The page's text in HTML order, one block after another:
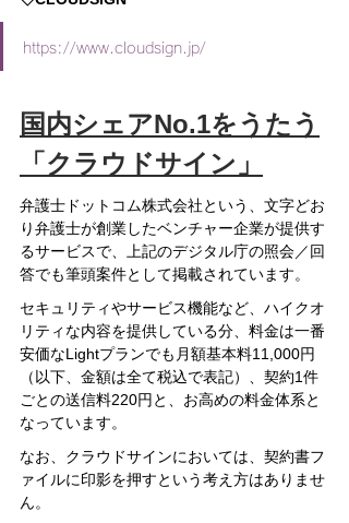
https://www.cloudsign.jp/
国内シェアNo.1をうたう
「クラウドサイン」
弁護士ドットコム株式会社という、文字どお
り弁護士が創業したベンチャー企業が提供す
るサービスで、上記のデジタル庁の照会／回
答でも筆頭案件として掲載されています。
セキュリティやサービス機能など、ハイクオ
リティな内容を提供している分、料金は一番
安価なLightプランでも月額基本料11,000円
（以下、金額は全て税込で表記）、契約1件
ごとの送信料220円と、お高めの料金体系と
なっています。
なお、クラウドサインにおいては、契約書フ
ァイルに印影を押すという考え方はありませ
ん。